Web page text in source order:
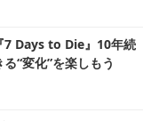
7 Days to Die』10年続
“変化”を楽しもう